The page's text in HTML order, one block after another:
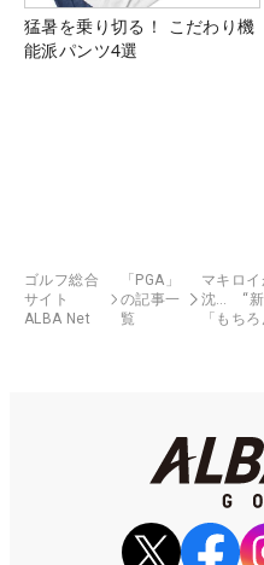
猛暑を乗り切る！ こだわり機
能派パンツ4選
ゴルフ総合
サイト
ALBA Net
「PGA」
の記事一
覧
マキロ
沈… “新
「もち